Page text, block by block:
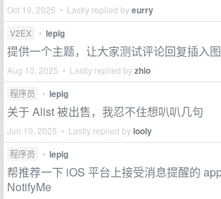
Oct 19, 2025 • Lastly replied byeurry
V2EX • lepig
提供一个主题，让大家测试评论回复插入
Aug 10, 2025 • Lastly replied byzhio
程序员 • lepig
关于 Alist 被出售，我忍不住想叭叭几句
Jun 10, 2025 • Lastly replied bylooly
程序员 • lepig
帮推荐一下 iOS 平台上接受消息提醒的
NotifyMe